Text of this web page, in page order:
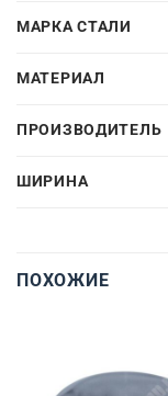
МАРКА СТАЛИ
МАТЕРИАЛ
ПРОИЗВОДИТЕЛЬ
ШИРИНА
ПОХОЖИЕ